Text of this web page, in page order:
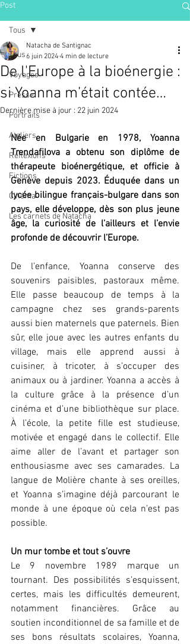
Post
Tous
Voyages
Presse
Portraits
Ateliers
Réflexions
Fictions
Cinéma
Les carnets de Natacha
Tous
De l'Europe à la bioénergie :
si Yoanna m’était contée…
Natacha de Santignac
6 juin 2024 4 min de lecture
Dernière mise à jour : 22 juin 2024
Née en Bulgarie en 1978, Yoanna
Trendafilova a obtenu son diplôme de
thérapeute bioénergétique, et officie à
Genève depuis 2023. Éduquée dans un
lycée bilingue français-bulgare dans son
pays, elle développe, dès son plus jeune
âge, la curiosité de l’ailleurs et l’envie
profonde de découvrir l’Europe.
De l’enfance, Yoanna conserve des
souvenirs paisibles, pastoraux même.
Elle passe beaucoup de temps à la
campagne chez ses grands-parents
aussi bien maternels que paternels. Bien
sûr, elle joue avec les autres enfants du
village, mais elle apprend aussi à
cuisiner, à tricoter, à s’occuper des
animaux ou à jardiner. Yoanna a accès à
la culture grâce à la présence d’un
cinéma et d’une bibliothèque sur place.
À l’école, la petite fille est studieuse,
motivée et engagé dans le collectif. Elle
aime aller de l’avant et partager son
enthousiasme avec ses camarades. La
langue de Molière chante à ses oreilles,
et Yoanna s’imagine déjà parcourant le
monde à une époque où cela n’est pas
possible.
Un mur tombe et tout s’ouvre
Le 9 novembre 1989 marque un
tournant. Des possibilités s’esquissent,
certes, mais les difficultés demeurent,
notamment financières. Grâce au
soutien inconditionnel de sa famille et de
ses bons résultats scolaires, Yoanna,